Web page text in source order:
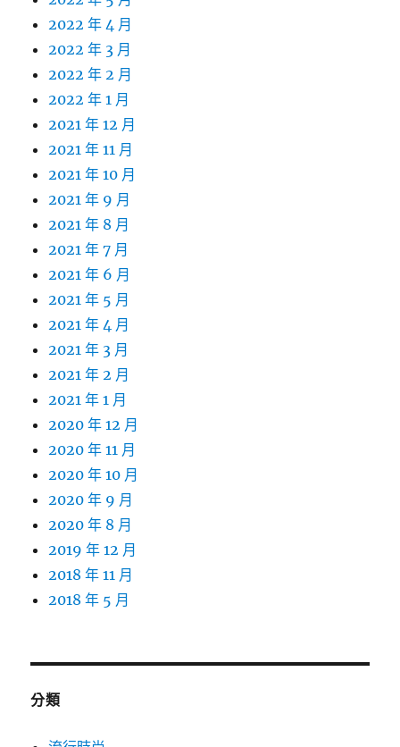
2022 年 4 月
2022 年 3 月
2022 年 2 月
2022 年 1 月
2021 年 12 月
2021 年 11 月
2021 年 10 月
2021 年 9 月
2021 年 8 月
2021 年 7 月
2021 年 6 月
2021 年 5 月
2021 年 4 月
2021 年 3 月
2021 年 2 月
2021 年 1 月
2020 年 12 月
2020 年 11 月
2020 年 10 月
2020 年 9 月
2020 年 8 月
2019 年 12 月
2018 年 11 月
2018 年 5 月
分類